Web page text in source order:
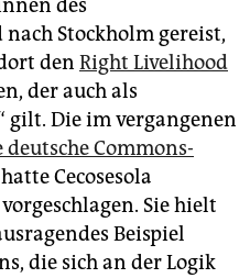
des
Stockholm gereist,
den Right Livelihood
der auch als
gilt. Die im vergangenen
Commons-
hatte Cecosesola
Sie hielt
Beispiel
die sich an der Logik